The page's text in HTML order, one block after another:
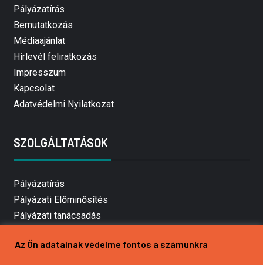
Pályázatírás
Bemutatkozás
Médiaajánlat
Hírlevél feliratkozás
Impresszum
Kapcsolat
Adatvédelmi Nyilatkozat
SZOLGÁLTATÁSOK
Pályázatírás
Pályázati Előminősítés
Pályázati tanácsadás
Mezőgazdasági pályázatírás
Az Ön adatainak védelme fontos a számunkra